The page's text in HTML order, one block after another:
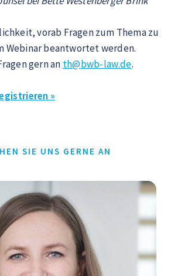
vorab Fragen zum Thema zu
Webinar beantwortet werden.
gern an th@bwb-law.de.
»
SIE UNS GERNE AN